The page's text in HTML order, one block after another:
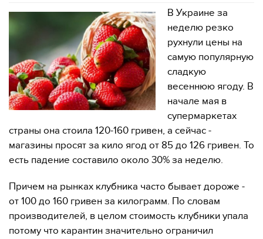
В Украине за
неделю резко
рухнули цены на
самую популярную
сладкую
весеннюю ягоду. В
начале мая в
супермаркетах
страны она стоила 120-160 гривен, а сейчас -
магазины просят за кило ягод от 85 до 126 гривен. То
есть падение составило около 30% за неделю.
Причем на рынках клубника часто бывает дороже -
от 100 до 160 гривен за килограмм. По словам
производителей, в целом стоимость клубники упала
потому что карантин значительно ограничил